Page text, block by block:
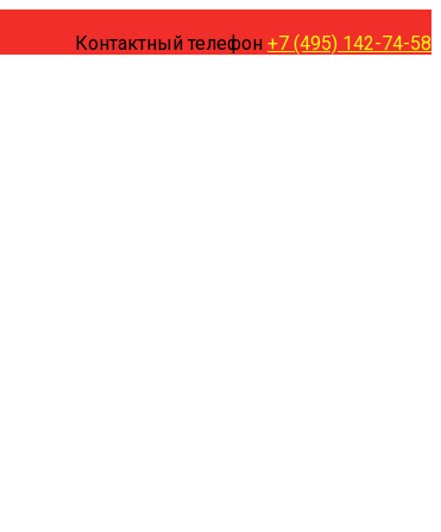
Контактный телефон +7 (495) 142-74-58